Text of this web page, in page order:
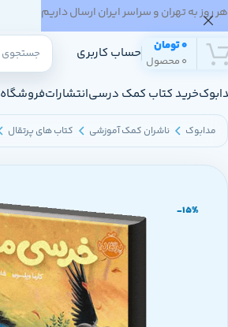
0 محصول
0تومان حساب کاربری
خرید کتاب کمک درسیانتشاراتفروشگاه
مدابوک ناشران کمک آموزشی کتاب های پرتقال
-15%
هر روز به تهران و سراسر ایران ارسال داریم